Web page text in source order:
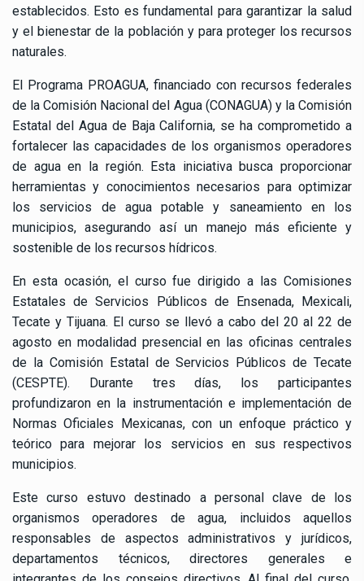
establecidos. Esto es fundamental para garantizar la salud
y el bienestar de la población y para proteger los recursos
naturales.
El Programa PROAGUA, financiado con recursos federales
de la Comisión Nacional del Agua (CONAGUA) y la Comisión
Estatal del Agua de Baja California, se ha comprometido a
fortalecer las capacidades de los organismos operadores
de agua en la región. Esta iniciativa busca proporcionar
herramientas y conocimientos necesarios para optimizar
los servicios de agua potable y saneamiento en los
municipios, asegurando así un manejo más eficiente y
sostenible de los recursos hídricos.
En esta ocasión, el curso fue dirigido a las Comisiones
Estatales de Servicios Públicos de Ensenada, Mexicali,
Tecate y Tijuana. El curso se llevó a cabo del 20 al 22 de
agosto en modalidad presencial en las oficinas centrales
de la Comisión Estatal de Servicios Públicos de Tecate
(CESPTE). Durante tres días, los participantes
profundizaron en la instrumentación e implementación de
Normas Oficiales Mexicanas, con un enfoque práctico y
teórico para mejorar los servicios en sus respectivos
municipios.
Este curso estuvo destinado a personal clave de los
organismos operadores de agua, incluidos aquellos
responsables de aspectos administrativos y jurídicos,
departamentos técnicos, directores generales e